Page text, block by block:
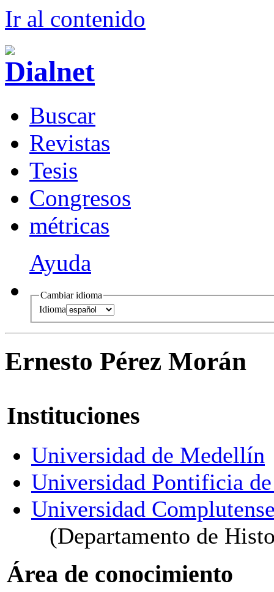
Ir al contenido
Buscar
Revistas
Tesis
Congresos
métricas
Ayuda
Cambiar idioma
Idioma
Ernesto Pérez Morán
Instituciones
Universidad de Medellín
Universidad Pontificia de
Universidad
(Departamento de
Área de conocimiento